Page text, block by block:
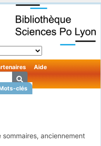
clés
Aide
anciennement